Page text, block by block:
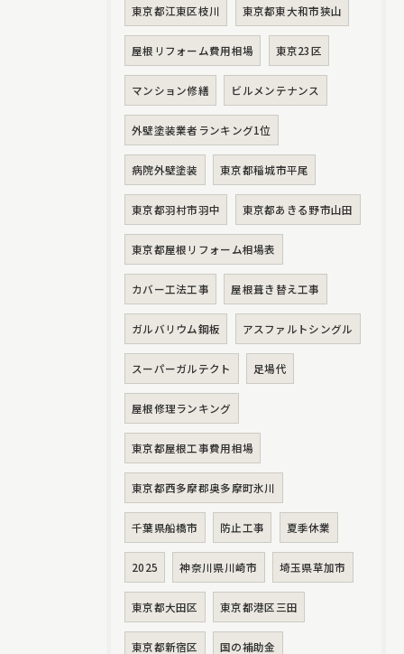
東京都江東区枝川 東京都東大和市狭山
屋根リフォーム費用相場 東京23区
マンション修繕 ビルメンテナンス
外壁塗装業者ランキング1位
病院外壁塗装 東京都稲城市平尾
東京都羽村市羽中 東京都あきる野市山田
東京都屋根リフォーム相場表
カバー工法工事 屋根葺き替え工事
ガルバリウム鋼板 アスファルトシングル
スーパーガルテクト 足場代
屋根修理ランキング
東京都屋根工事費用相場
東京都西多摩郡奥多摩町氷川
千葉県船橋市 防止工事 夏季休業
2025 神奈川県川崎市 埼玉県草加市
東京都大田区 東京都港区三田
東京都新宿区 国の補助金